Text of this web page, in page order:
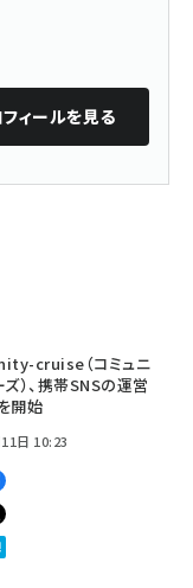
ィールを見る
cruise（コミュニ
ズ）、携帯SNSの運営
開始
日 10:23